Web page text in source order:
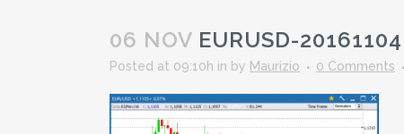
06 NOV EURUSD-20161104
Posted at 09:10h in by Maurizio 0 Comments